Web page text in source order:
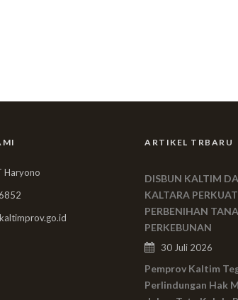
Haryono
ARTIKEL TRBARU
DISBUN KALTIM
KALTARA
PERBENIHAN
PERKEBUNAN
30 Juli 2026
Pemprov Kaltim
Perlindungan Hak